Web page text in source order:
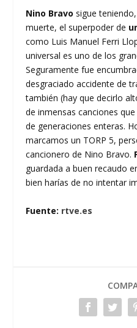
Nino Bravo sigue
muerte, el superpoder de
como Luis Manuel Ferri
universal es uno de los
Seguramente fue
desgraciado accidente de
también (hay que decirlo
de inmensas canciones
de generaciones enteras.
marcamos un TORP 5,
cancionero de Nino Bravo.
guardada a buen recaudo
bien harías de no intentar
Fuente: rtve.es